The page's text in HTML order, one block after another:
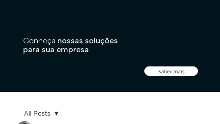
Conheça nossas soluções
para sua empresa
Saber mais
All Posts